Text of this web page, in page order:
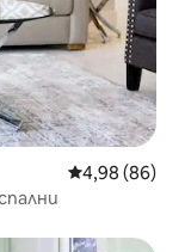
Средна
4,98 (86)